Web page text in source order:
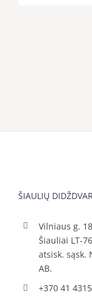
ŠIAULIŲ
Vilniaus g.
Šiauliai LT-
atsisk. sąsk.
AB.
+370 41